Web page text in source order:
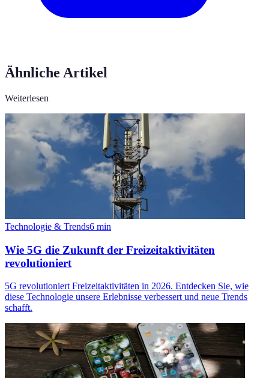
Ähnliche Artikel
Weiterlesen
Technologie & Trends6 min
Wie 5G die Zukunft der Freizeitaktivitäten
revolutioniert
5G revolutioniert Freizeitaktivitäten in 2026. Entdecken Sie, wie
diese Technologie unsere Erlebnisse verbessert und neue Trends
schafft.